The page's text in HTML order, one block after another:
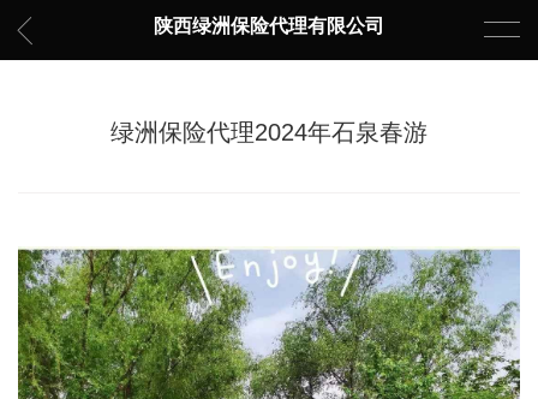
陕西绿洲保险代理有限公司
绿洲保险代理2024年石泉春游